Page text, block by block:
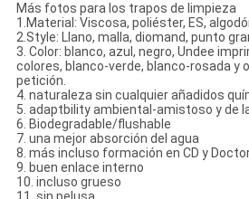
Más fotos para los trapos de limpieza
1.Material: Viscosa, poliéster, ES,
2.Style: Llano, malla, diomand, punto
3. Color: blanco, azul, negro, Undee
colores, blanco-verde, blanco-rosada y
petición.
4. naturaleza sin cualquier añadidos
5. adaptbility ambiental-amistoso y de
6. Biodegradable/flushable
7. una mejor absorción del agua
8. más incluso formación en CD y
9. buen enlace interno
10. incluso grueso